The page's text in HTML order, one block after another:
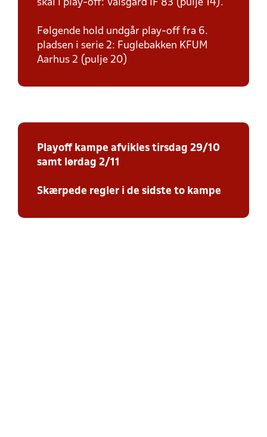
skal i play-off: Valsgård IF 83 (pulje 14).
Følgende hold undgår play-off fra 6.
pladsen i serie 2: Fuglebakken KFUM
Aarhus 2 (pulje 20)
Playoff kampe afvikles tirsdag 29/10
samt lørdag 2/11
Skærpede regler i de sidste to kampe